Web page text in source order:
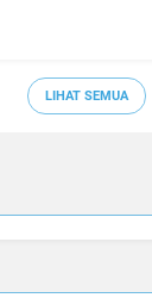
LIHAT SEMUA